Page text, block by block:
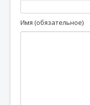
Имя (обязательное)